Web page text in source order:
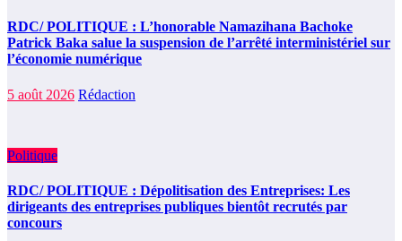
RDC/ POLITIQUE : L’honorable Namazihana Bachoke
Patrick Baka salue la suspension de l’arrêté interministériel sur
l’économie numérique
5 août 2026 Rédaction
Politique
RDC/ POLITIQUE : Dépolitisation des Entreprises: Les
dirigeants des entreprises publiques bientôt recrutés par
concours